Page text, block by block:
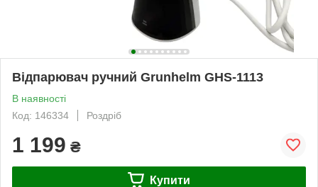
Відпарювач ручний Grunhelm GHS-1113
В наявності
Код: 146334
Роздріб
1 199 ₴
Купити